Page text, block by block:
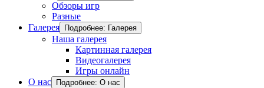
Обзоры игр
Разные
Галерея
Подробнее: Галерея
Наша галерея
Картинная галерея
Видеогалерея
Игры онлайн
О нас
Подробнее: О нас